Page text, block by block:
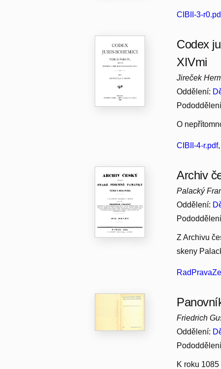
CIBII-3-
Codex
XIVmi
Jireček
Oddělení:
O
CIBII-4-r.pdf
Archiv
Palacký
Oddělení:
Z Archivu
skeny
Friedrich
Oddělení:
K roku